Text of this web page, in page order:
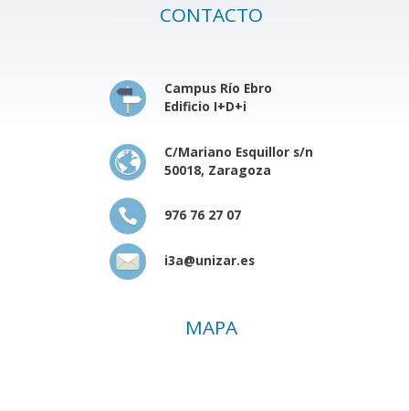
CONTACTO
Campus Río Ebro
Edificio I+D+i
C/Mariano Esquillor s/n
50018, Zaragoza
976 76 27 07
i3a@unizar.es
MAPA